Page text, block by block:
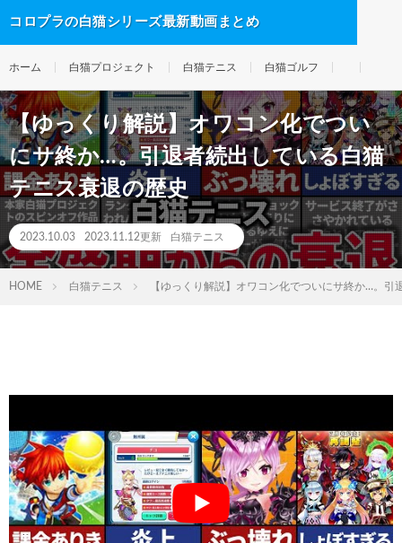
コロプラの白猫シリーズ最新動画まとめ
ホーム 白猫プロジェクト 白猫テニス 白猫ゴルフ
【ゆっくり解説】オワコン化でつい
にサ終か…。引退者続出している白猫
テニス衰退の歴史
2023.10.03 2023.11.12更新 白猫テニス
HOME 白猫テニス 【ゆっくり解説】オワコン化でついにサ終か…。